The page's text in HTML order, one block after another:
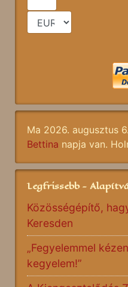
Ma 2026. augusztus
Bettina napja van.
Legfrissebb -
Közösségépítő,
Keresden
„Fegyelemmel
kegyelem!”